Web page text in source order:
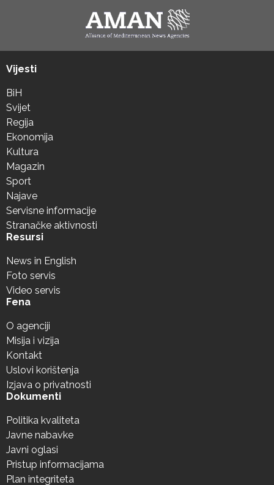
Vijesti
BiH
Svijet
Regija
Ekonomija
Kultura
Magazin
Sport
Najave
Servisne informacije
Stranačke aktivnosti
Resursi
News in English
Foto servis
Video servis
Fena
O agenciji
Misija i vizija
Kontakt
Uslovi korištenja
Izjava o privatnosti
Dokumenti
Politika kvaliteta
Javne nabavke
Javni oglasi
Pristup informacijama
Plan integriteta